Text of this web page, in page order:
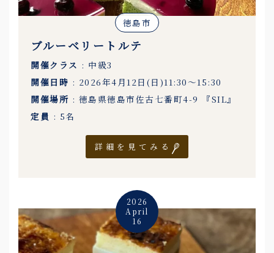
徳島市
ブルーベリートルテ
開催クラス : 中級3
開催日時 : 2026年4月12日(日)11:30〜15:30
開催場所 : 徳島県徳島市佐古七番町4-9 『SIL』
定員 : 5名
詳細を見てみる
2026
April
16